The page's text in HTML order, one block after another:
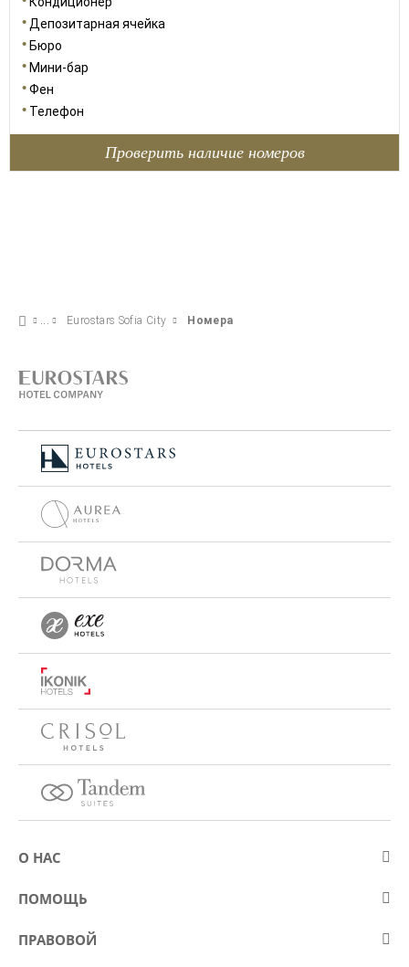
Депозитарная ячейка
Бюро
Мини-бар
Фен
Телефон
Проверить наличие номеров
Eurostars Sofia City Номера
О НАС
О компании Eurostars Hotel Company
Kонкурсы
ПОМОЩЬ
Контакт
ПРАВОВОЙ